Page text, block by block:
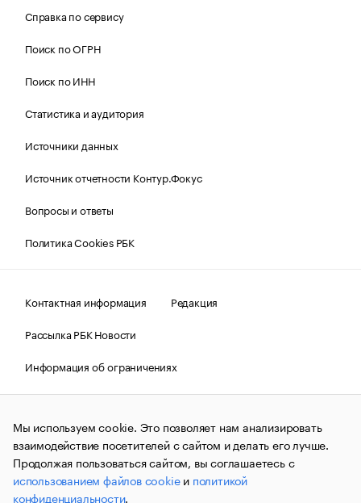
Справка по сервису
Поиск по ОГРН
Поиск по ИНН
Статистика и аудитория
Источники данных
Источник отчетности Контур.Фокус
Вопросы и ответы
Политика Cookies РБК
Контактная информация
Редакция
Рассылка РБК Новости
Информация об ограничениях
Правовая информация
О соблюдении авторских прав
© АО «РОСБИЗНЕСКОНСАЛТИНГ»,1995–2026.Сообщения
и материалы информационного агентства «РБК»
(зарегистрировано Федеральной службой по надзору в сфере
связи, информационных технологий и массовых
коммуникаций (Роскомнадзор) 09.12.2015 за номером ИА
№ФС77-63848) сопровождаются пометкой «РБК». Отдельные
Мы используем cookie. Это позволяет нам анализировать
взаимодействие посетителей с сайтом и делать его лучше.
Продолжая пользоваться сайтом, вы соглашаетесь с
использованием файлов cookieи политикой
конфиденциальности.